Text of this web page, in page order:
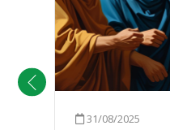
31/08/2025